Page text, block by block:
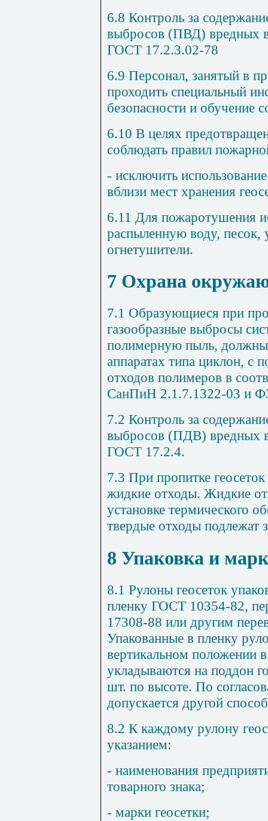
6.8 Контроль за
выбросов (ПВД) вредных
ГОСТ 17.2.3.02-78
6.9 Персонал, занятый в
проходить специальный
безопасности и обучение
6.10 В целях
соблюдать правил
- исключить
вблизи мест хранения
6.11 Для пожаротушения
распыленную воду, песок,
огнетушители.
7 Охрана
7.1 Образующиеся при
газообразные выбросы
полимерную пыль, должны
аппаратах типа циклон, с
отходов полимеров в
СанПиН 2.1.7.1322-03 и
7.2 Контроль за
выбросов (ПДВ) вредных
ГОСТ 17.2.4.
7.3 При пропитке
жидкие отходы. Жидкие
установке термического
твердые отходы подлежат
8 Упаковка и
8.1 Рулоны геосеток
пленку ГОСТ 10354-82,
17308-88 или другим
Упакованные в пленку
вертикальном положении
укладываются на поддон
шт. по высоте. По
допускается другой
8.2 К каждому рулону
указанием:
- наименования
товарного знака;
- марки геосетки;